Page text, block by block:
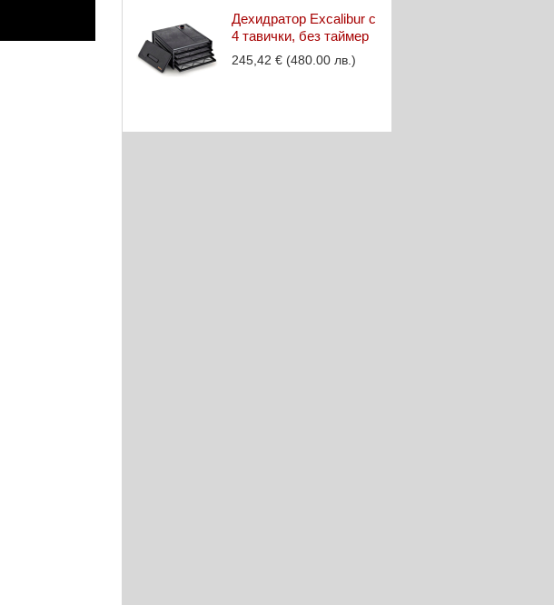
Дехидратор Excalibur с
4 тавички, без таймер
245,42 € (480.00 лв.)